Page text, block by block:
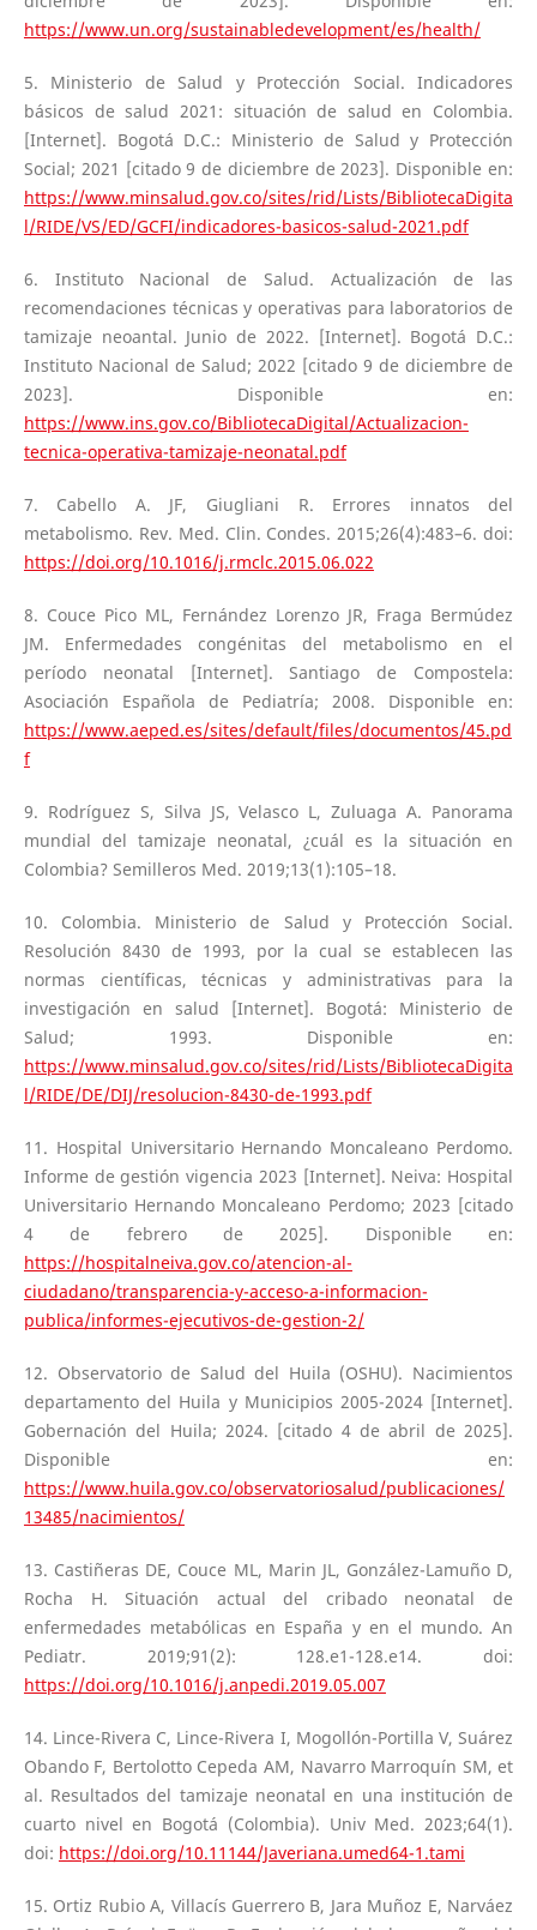
https://www.un.org/sustainabledevelopment/es/health/
5. Ministerio de Salud y Protección Social. Indicadores
básicos de salud 2021: situación de salud en Colombia.
[Internet]. Bogotá D.C.: Ministerio de Salud y Protección
Social; 2021 [citado 9 de diciembre de 2023]. Disponible en:
https://www.minsalud.gov.co/sites/rid/Lists/BibliotecaDigita
l/RIDE/VS/ED/GCFI/indicadores-basicos-salud-2021.pdf
6. Instituto Nacional de Salud. Actualización de las
recomendaciones técnicas y operativas para laboratorios de
tamizaje neoantal. Junio de 2022. [Internet]. Bogotá D.C.:
Instituto Nacional de Salud; 2022 [citado 9 de diciembre de
2023]. Disponible en:
https://www.ins.gov.co/BibliotecaDigital/Actualizacion-
tecnica-operativa-tamizaje-neonatal.pdf
7. Cabello A. JF, Giugliani R. Errores innatos del
metabolismo. Rev. Med. Clin. Condes. 2015;26(4):483–6. doi:
https://doi.org/10.1016/j.rmclc.2015.06.022
8. Couce Pico ML, Fernández Lorenzo JR, Fraga Bermúdez
JM. Enfermedades congénitas del metabolismo en el
período neonatal [Internet]. Santiago de Compostela:
Asociación Española de Pediatría; 2008. Disponible en:
https://www.aeped.es/sites/default/files/documentos/45.pd
f
9. Rodríguez S, Silva JS, Velasco L, Zuluaga A. Panorama
mundial del tamizaje neonatal, ¿cuál es la situación en
Colombia? Semilleros Med. 2019;13(1):105–18.
10. Colombia. Ministerio de Salud y Protección Social.
Resolución 8430 de 1993, por la cual se establecen las
normas científicas, técnicas y administrativas para la
investigación en salud [Internet]. Bogotá: Ministerio de
Salud; 1993. Disponible en:
https://www.minsalud.gov.co/sites/rid/Lists/BibliotecaDigita
l/RIDE/DE/DIJ/resolucion-8430-de-1993.pdf
11. Hospital Universitario Hernando Moncaleano Perdomo.
Informe de gestión vigencia 2023 [Internet]. Neiva: Hospital
Universitario Hernando Moncaleano Perdomo; 2023 [citado
4 de febrero de 2025]. Disponible en:
https://hospitalneiva.gov.co/atencion-al-
ciudadano/transparencia-y-acceso-a-informacion-
publica/informes-ejecutivos-de-gestion-2/
12. Observatorio de Salud del Huila (OSHU). Nacimientos
departamento del Huila y Municipios 2005-2024 [Internet].
Gobernación del Huila; 2024. [citado 4 de abril de 2025].
Disponible en:
https://www.huila.gov.co/observatoriosalud/publicaciones/
13485/nacimientos/
13. Castiñeras DE, Couce ML, Marin JL, González-Lamuño D,
Rocha H. Situación actual del cribado neonatal de
enfermedades metabólicas en España y en el mundo. An
Pediatr. 2019;91(2): 128.e1-128.e14. doi:
https://doi.org/10.1016/j.anpedi.2019.05.007
14. Lince-Rivera C, Lince-Rivera I, Mogollón-Portilla V, Suárez
Obando F, Bertolotto Cepeda AM, Navarro Marroquín SM, et
al. Resultados del tamizaje neonatal en una institución de
cuarto nivel en Bogotá (Colombia). Univ Med. 2023;64(1).
doi: https://doi.org/10.11144/Javeriana.umed64-1.tami
15. Ortiz Rubio A, Villacís Guerrero B, Jara Muñoz E, Narváez